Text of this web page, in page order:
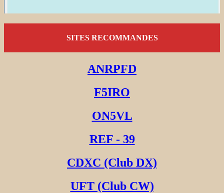
SITES RECOMMANDES
ANRPFD
F5IRO
ON5VL
REF - 39
CDXC (Club DX)
UFT (Club CW)